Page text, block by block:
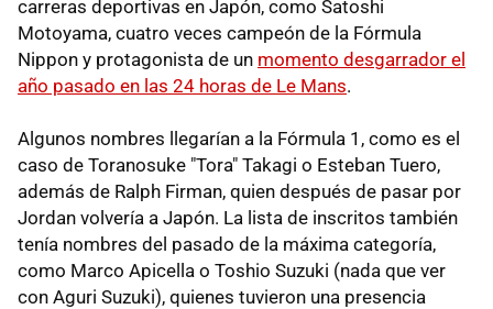
carreras deportivas en Japón, como Satoshi
Motoyama, cuatro veces campeón de la Fórmula
Nippon y protagonista de un momento desgarrador el
año pasado en las 24 horas de Le Mans.
Algunos nombres llegarían a la Fórmula 1, como es el
caso de Toranosuke "Tora" Takagi o Esteban Tuero,
además de Ralph Firman, quien después de pasar por
Jordan volvería a Japón. La lista de inscritos también
tenía nombres del pasado de la máxima categoría,
como Marco Apicella o Toshio Suzuki (nada que ver
con Aguri Suzuki), quienes tuvieron una presencia